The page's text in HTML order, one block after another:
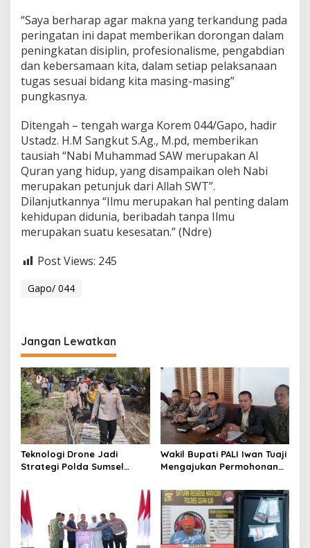
“Saya berharap agar makna yang terkandung pada
peringatan ini dapat memberikan dorongan dalam
peningkatan disiplin, profesionalisme, pengabdian
dan kebersamaan kita, dalam setiap pelaksanaan
tugas sesuai bidang kita masing-masing”
pungkasnya.
Ditengah – tengah warga Korem 044/Gapo, hadir
Ustadz. H.M Sangkut S.Ag., M.pd, memberikan
tausiah “Nabi Muhammad SAW merupakan Al
Quran yang hidup, yang disampaikan oleh Nabi
merupakan petunjuk dari Allah SWT”.
Dilanjutkannya “Ilmu merupakan hal penting dalam
kehidupan didunia, beribadah tanpa Ilmu
merupakan suatu kesesatan.” (Ndre)
Post Views: 245
Gapo/ 044
Jangan Lewatkan
Teknologi Drone Jadi
Strategi Polda Sumsel
Wilayah Rawan Ogan Ilir
Wakil Bupati PALI Iwan Tuaji
Mengajukan Permohonan